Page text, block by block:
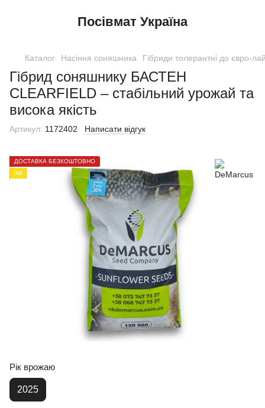
Посівмат Україна
Каталог Насіння соняшника Гібриди толерантні до євро-
Гібрид соняшнику БАСТЕН
CLEARFIELD – стабільний урожай та
висока якість
Артикул: 1172402 Написати відгук
ДОСТАВКА БЕЗКОШТОВНО
ІМІ
Рік врожаю
2025